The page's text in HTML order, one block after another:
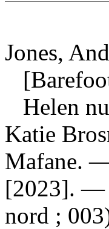
Jones,
Helen
Katie
Mafane.
[2023]. —
nord ;